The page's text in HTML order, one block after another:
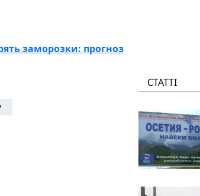
заморозки: прогноз
СТАТТІ